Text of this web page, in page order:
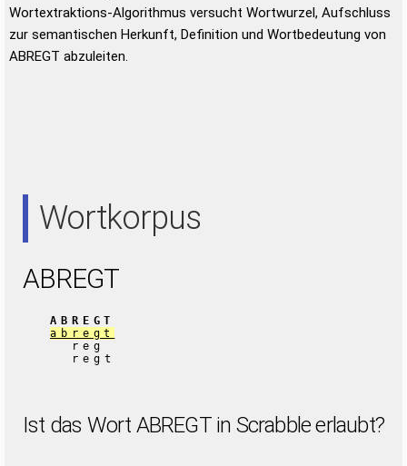
Wortextraktions-Algorithmus versucht Wortwurzel, Aufschluss
zur semantischen Herkunft, Definition und Wortbedeutung von
ABREGT abzuleiten.
Wortkorpus
ABREGT
ABREGT
abregt
reg
regt
Ist das Wort ABREGT in Scrabble erlaubt?